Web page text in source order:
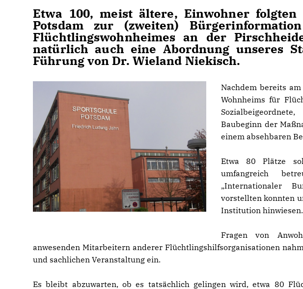
Etwa 100, meist ältere, Einwohner
Potsdam zur (zweiten)
Flüchtlingswohnheimes an der
natürlich auch eine Abordnung unseres
Führung von Dr. Wieland Niekisch.
Nachdem bereits
Wohnheims für
Baubeginn der
einem absehbaren
Etwa 80 Plätze
umfangreich
Internationaler
vorstellten konnten
Institution hinwiesen.
Fragen von
anwesenden Mitarbeitern anderer Flüchtlingshilfsorganisationen
und sachlichen Veranstaltung ein.
Es bleibt abzuwarten, ob es tatsächlich gelingen wird, etwa 80